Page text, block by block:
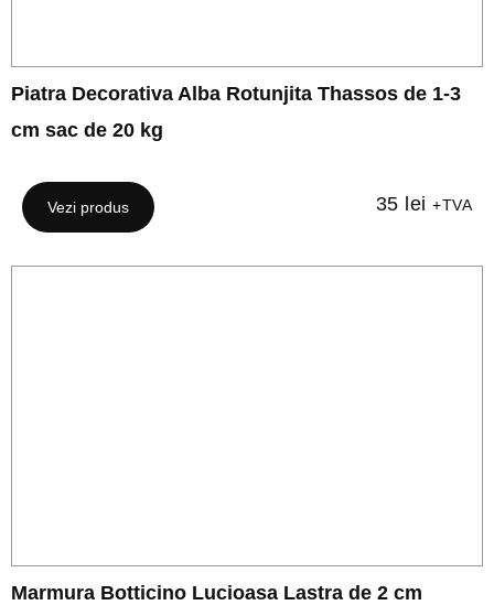
Piatra Decorativa Alba Rotunjita Thassos de 1-3
cm sac de 20 kg
Vezi produs 35 lei +TVA
Marmura Botticino Lucioasa Lastra de 2 cm